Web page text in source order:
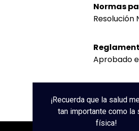
Normas
Resolución
Aprobado
¡Recuerda que la salud
tan importante como la
física!